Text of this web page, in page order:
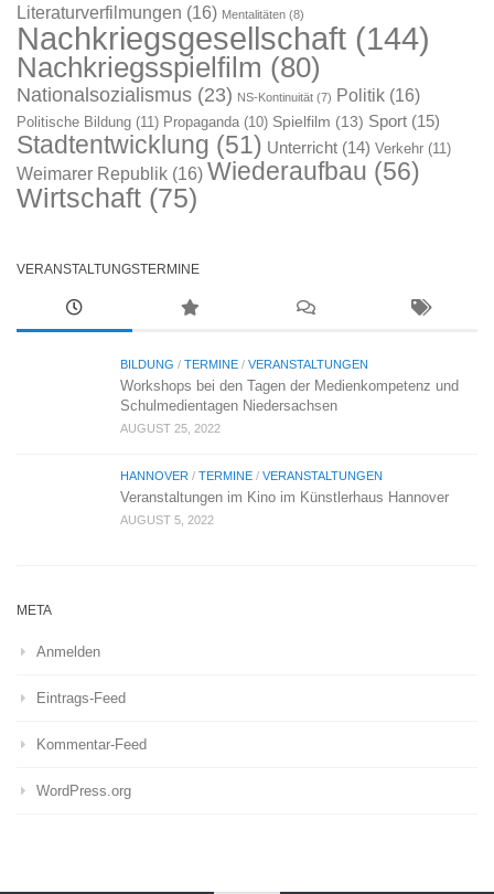
Literaturverfilmungen (16) Mentalitäten (8)
Nachkriegsgesellschaft (144)
Nachkriegsspielfilm (80)
Nationalsozialismus (23) NS-Kontinuität (7) Politik (16)
Politische Bildung (11) Propaganda (10) Spielfilm (13) Sport (15)
Stadtentwicklung (51) Unterricht (14) Verkehr (11)
Weimarer Republik (16) Wiederaufbau (56)
Wirtschaft (75)
VERANSTALTUNGSTERMINE
BILDUNG / TERMINE / VERANSTALTUNGEN
Workshops bei den Tagen der Medienkompetenz und
Schulmedientagen Niedersachsen
AUGUST 25, 2022
HANNOVER / TERMINE / VERANSTALTUNGEN
Veranstaltungen im Kino im Künstlerhaus Hannover
AUGUST 5, 2022
META
Anmelden
Eintrags-Feed
Kommentar-Feed
WordPress.org